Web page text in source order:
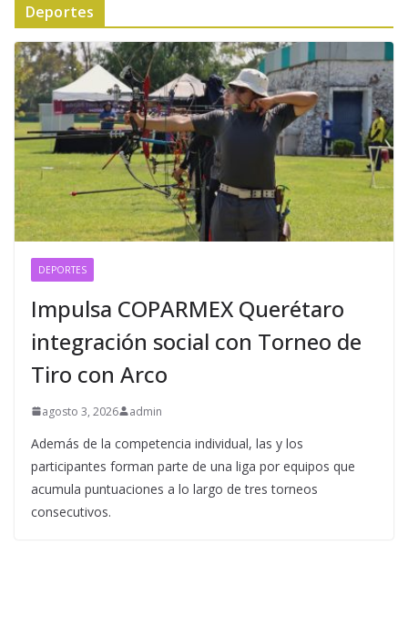
Deportes
DEPORTES
Impulsa COPARMEX Querétaro
integración social con Torneo de
Tiro con Arco
agosto 3, 2026 admin
Además de la competencia individual, las y los
participantes forman parte de una liga por equipos que
acumula puntuaciones a lo largo de tres torneos
consecutivos.